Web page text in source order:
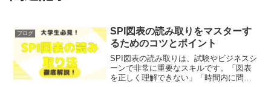
ブログ
SPI図表の読み取りをマスターす
るためのコツとポイント
SPI図表の読み取りは、試験やビジネスシ
ーンで非常に重要なスキルです。「図表
を正しく理解できない」「時間内に問題